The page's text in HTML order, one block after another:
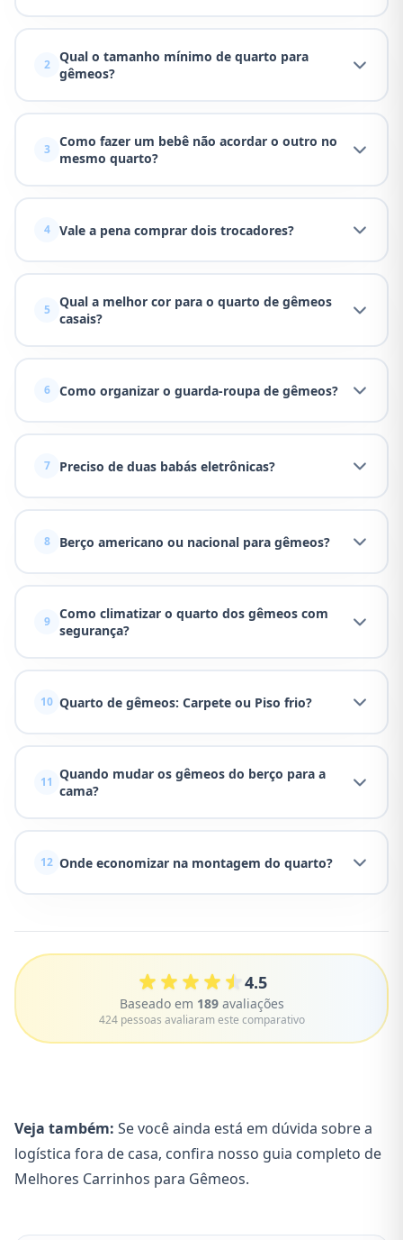
2
Qual o tamanho mínimo de quarto para
gêmeos?
3
Como fazer um bebê não acordar o outro no
mesmo quarto?
4 Vale a pena comprar dois trocadores?
5
Qual a melhor cor para o quarto de gêmeos
casais?
6 Como organizar o guarda-roupa de gêmeos?
7 Preciso de duas babás eletrônicas?
8 Berço americano ou nacional para gêmeos?
9
Como climatizar o quarto dos gêmeos com
segurança?
10 Quarto de gêmeos: Carpete ou Piso frio?
11 Quando mudar os gêmeos do berço para a
cama?
12 Onde economizar na montagem do quarto?
4.5
Baseado em 189avaliações
424 pessoas avaliaram este comparativo
Veja também: Se você ainda está em dúvida sobre a
logística fora de casa, confira nosso guia completo de
Melhores Carrinhos para Gêmeos.